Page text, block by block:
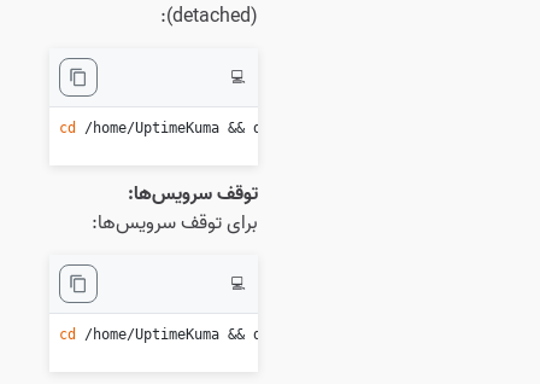
(detached):
💻
cd /home/UptimeKuma && docker compose up -d
توقف سرویس‌ها:
برای توقف سرویس‌ها:
💻
cd /home/UptimeKuma && docker compose down